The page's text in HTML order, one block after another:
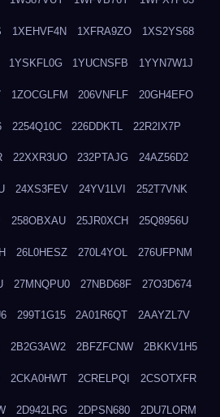
1XEHVF4N 1XFRA9ZO 1XS2YS68
1YSKFL0G 1YUCNSFB 1YYN7W1J
1ZOCGLFM 206VNFLF 20GH4EFO
2254Q10C 226DDKTL 22R2IX7P
22XXR3UO 232PTAJG 24AZ56D2
24XS3FEV 24YV1LVI 252T7VNK
258OBXAU 25JR0XCH 25Q8956U
26L0HESZ 270L4YOL 276UFPNM
27MNQPU0 27NBD68F 27O3D674
299T1G15 2A01R6QT 2AAYZL7V
2B2G3AW2 2BFZFCNW 2BKKV1H5
2CKA0HWT 2CRELPQI 2CSOTXFR
2D942LRG 2DPSN680 2DU7LORM